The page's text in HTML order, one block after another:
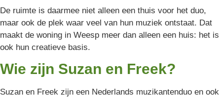
De ruimte is daarmee niet alleen een thuis voor het duo,
maar ook de plek waar veel van hun muziek ontstaat. Dat
maakt de woning in Weesp meer dan alleen een huis: het is
ook hun creatieve basis.
Wie zijn Suzan en Freek?
Suzan en Freek zijn een Nederlands muzikantenduo en ook